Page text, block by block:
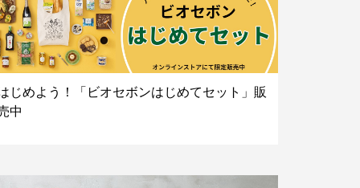
じめよう！「ビオセボンはじめてセット」販
中